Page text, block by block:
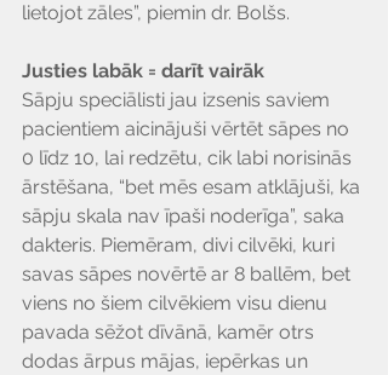
lietojot zāles”, piemin dr. Bolšs.
Justies labāk = darīt vairāk
Sāpju speciālisti jau izsenis saviem
pacientiem aicinājuši vērtēt sāpes no
0 līdz 10, lai redzētu, cik labi norisinās
ārstēšana, “bet mēs esam atklājuši, ka
sāpju skala nav īpaši noderīga”, saka
dakteris. Piemēram, divi cilvēki, kuri
savas sāpes novērtē ar 8 ballēm, bet
viens no šiem cilvēkiem visu dienu
pavada sēžot dīvānā, kamēr otrs
dodas ārpus mājas, iepērkas un